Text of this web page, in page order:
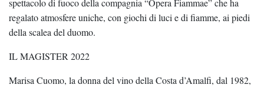
spettacolo di fuoco della compagnia “Opera Fiammae” che ha
regalato atmosfere uniche, con giochi di luci e di fiamme, ai piedi
della scalea del duomo.
IL MAGISTER 2022
Marisa Cuomo, la donna del vino della Costa d’Amalfi, dal 1982,